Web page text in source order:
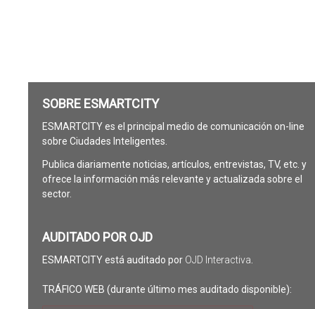
SOBRE ESMARTCITY
ESMARTCITY es el principal medio de comunicación on-line
sobre Ciudades Inteligentes.
Publica diariamente noticias, artículos, entrevistas, TV, etc. y
ofrece la información más relevante y actualizada sobre el
sector.
AUDITADO POR OJD
ESMARTCITY está auditado por OJD Interactiva
TRÁFICO WEB (durante último mes auditado disponible):